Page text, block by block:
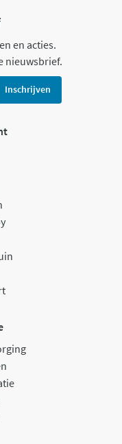
en acties.
nieuwsbrief.
Inschrijven